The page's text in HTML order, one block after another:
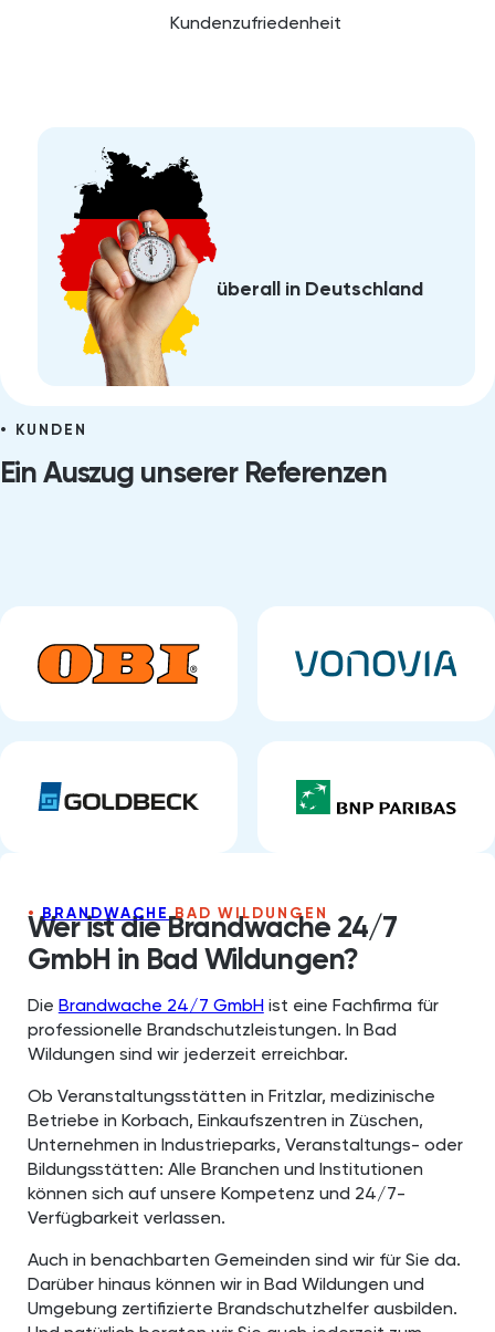
Kundenzufriedenheit
überall in Deutschland
KUNDEN
Ein Auszug unserer Referenzen
BRANDWACHEBAD WILDUNGEN
Wer ist die Brandwache 24/7
GmbH in Bad Wildungen⁠?
Die Brandwache 24/7 GmbHist eine Fachfirma für
professionelle Brandschutzleistungen. In Bad
Wildungen sind wir jederzeit erreichbar.
Ob Veranstaltungsstätten in Fritzlar, medizinische
Betriebe in Korbach, Einkaufszentren in Züschen,
Unternehmen in Industrieparks, Veranstaltungs- oder
Bildungsstätten: Alle Branchen und Institutionen
können sich auf unsere Kompetenz und 24/7-
Verfügbarkeit verlassen.
Auch in benachbarten Gemeinden sind wir für Sie da.
Darüber hinaus können wir in Bad Wildungen und
Umgebung zertifizierte Brandschutzhelfer ausbilden.